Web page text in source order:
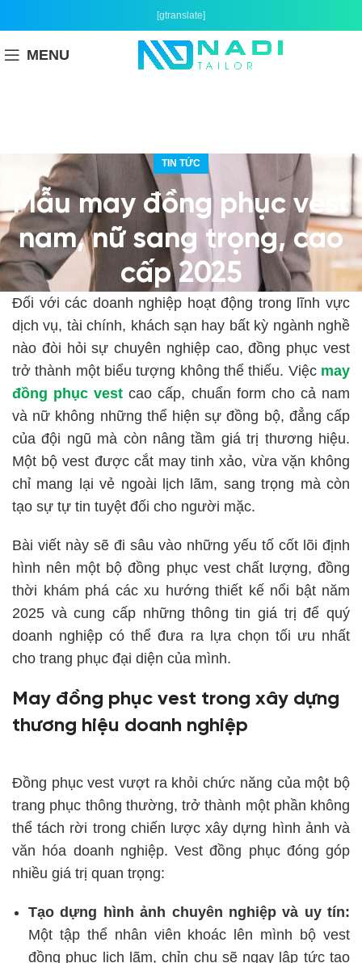
[gtranslate]
MENU
TIN TỨC
Mẫu may đồng phục vest
nam, nữ sang trọng, cao
cấp 2025
Đối với các doanh nghiệp hoạt động trong lĩnh vực
dịch vụ, tài chính, khách sạn hay bất kỳ ngành nghề
nào đòi hỏi sự chuyên nghiệp cao, đồng phục vest
trở thành một biểu tượng không thể thiếu. Việc may
đồng phục vest cao cấp, chuẩn form cho cả nam
và nữ không những thể hiện sự đồng bộ, đẳng cấp
của đội ngũ mà còn nâng tầm giá trị thương hiệu.
Một bộ vest được cắt may tinh xảo, vừa vặn không
chỉ mang lại vẻ ngoài lịch lãm, sang trọng mà còn
tạo sự tự tin tuyệt đối cho người mặc.
Bài viết này sẽ đi sâu vào những yếu tố cốt lõi định
hình nên một bộ đồng phục vest chất lượng, đồng
thời khám phá các xu hướng thiết kế nổi bật năm
2025 và cung cấp những thông tin giá trị để quý
doanh nghiệp có thể đưa ra lựa chọn tối ưu nhất
cho trang phục đại diện của mình.
May đồng phục vest trong xây dựng
thương hiệu doanh nghiệp
Đồng phục vest vượt ra khỏi chức năng của một bộ
trang phục thông thường, trở thành một phần không
thể tách rời trong chiến lược xây dựng hình ảnh và
văn hóa doanh nghiệp. Vest đồng phục đóng góp
nhiều giá trị quan trọng:
Tạo dựng hình ảnh chuyên nghiệp và uy tín:
Một tập thể nhân viên khoác lên mình bộ vest
đồng phục lịch lãm, chỉn chu sẽ ngay lập tức tạo